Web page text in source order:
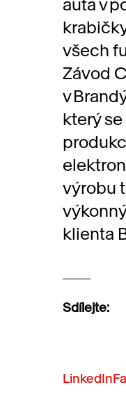
auta v
všech
Závod
v
který
výrobu
klienta
Sdílejte:
LinkedIn